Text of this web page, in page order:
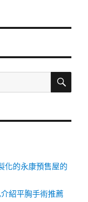
搜
化的永康預售屋的
紹平胸手術推薦